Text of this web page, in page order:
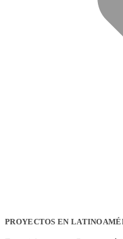
PROYECTOS EN